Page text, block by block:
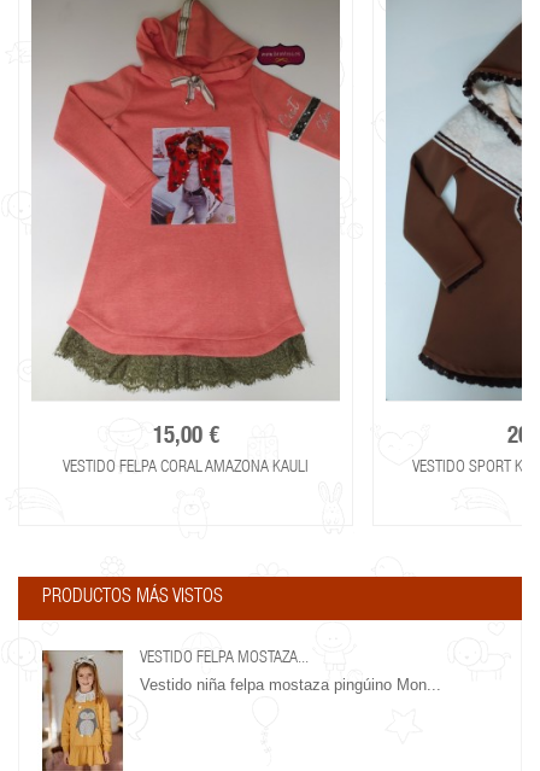
15,00 €
VESTIDO FELPA CORAL AMAZONA KAULI VESTIDO SPORT
PRODUCTOS MÁS VISTOS
VESTIDO FELPA MOSTAZA...
Vestido niña felpa mostaza pingúino Mon...